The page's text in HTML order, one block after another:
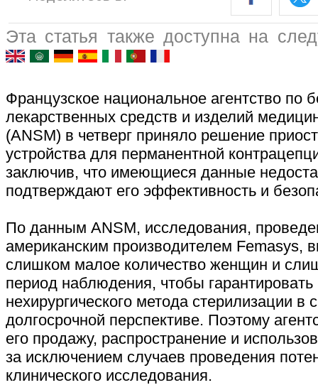
Эта статья также доступна на
Французское национальное агентство по
лекарственных средств и изделий
(ANSM) в четверг приняло решение
устройства для перманентной
заключив, что имеющиеся данные
подтверждают его эффективность и
По данным ANSM, исследования,
американским производителем Femasys,
слишком малое количество женщин и
период наблюдения, чтобы гарантировать
нехирургического метода стерилизации в
долгосрочной перспективе. Поэтому
его продажу, распространение и
за исключением случаев проведения
клинического исследования.